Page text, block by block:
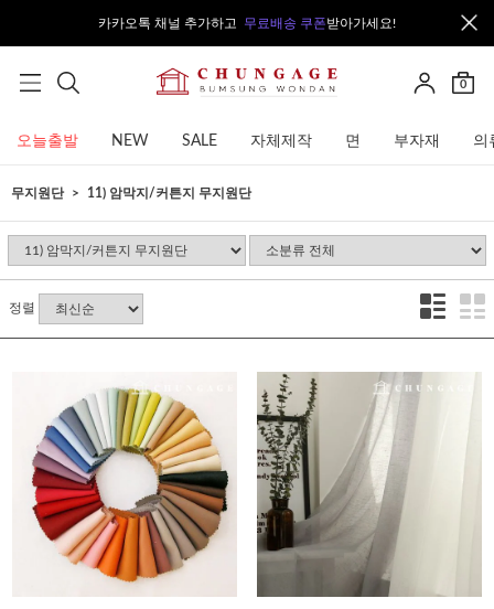
카카오톡 채널 추가하고 무료배송 쿠폰받아가세요!
0
오늘출발 NEW SALE 자체제작 면 부자재 의
무지원단 11) 암막지/커튼지 무지원단
정렬